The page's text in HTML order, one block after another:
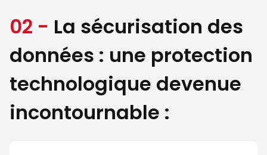
02 - La sécurisation des
données : une protection
technologique devenue
incontournable :